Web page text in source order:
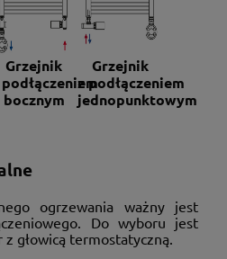
Grzejnik
bocznym
Grzejnik
z podłączeniem
jednopunktowym
ogrzewania ważny jest
Do wyboru jest
głowicą termostatyczną.